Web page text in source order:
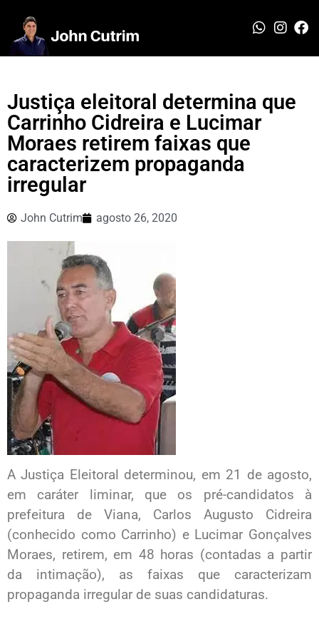
Justiça eleitoral determina que
Carrinho Cidreira e Lucimar
Moraes retirem faixas que
caracterizem propaganda
irregular
John Cutrim agosto 26, 2020
A Justiça Eleitoral determinou, em 21 de agosto,
em caráter liminar, que os pré-candidatos à
prefeitura de Viana, Carlos Augusto Cidreira
(conhecido como Carrinho) e Lucimar Gonçalves
Moraes, retirem, em 48 horas (contadas a partir
da intimação), as faixas que caracterizam
propaganda irregular de suas candidaturas.